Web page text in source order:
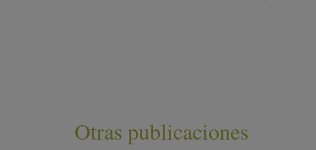
Otras publicaciones